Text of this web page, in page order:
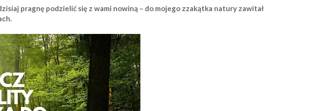
pragnę podzielić się z wami nowiną – do mojego zzakątka natury zawitał